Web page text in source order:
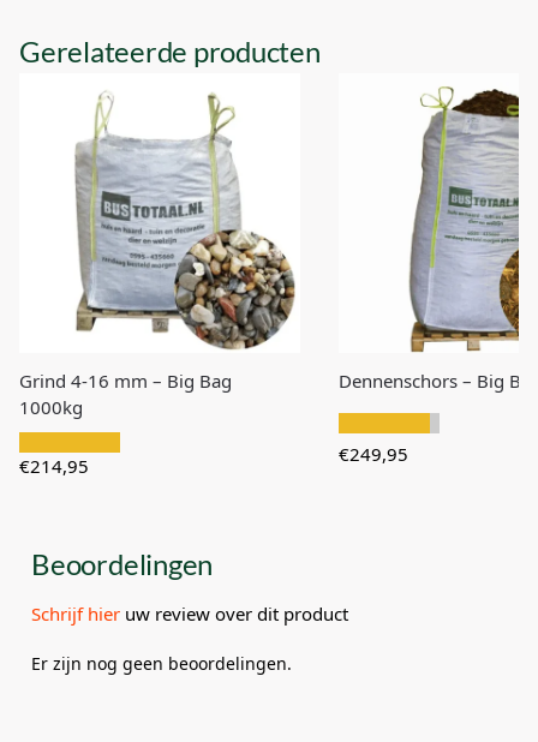
Gerelateerde producten
Grind 4-16 mm – Big Bag
1000kg
€214,95
Dennenschors – Big
€249,95
Beoordelingen
Schrijf hier uw review over dit product
Er zijn nog geen beoordelingen.